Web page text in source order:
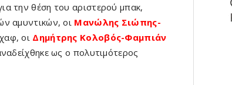
την θέση του αριστερού μπακ,
αμυντικών, οι Μανώλης Σιώπης-
οι Δημήτρης Κολοβός-Φαμπιάν
ως ο πολυτιμότερος